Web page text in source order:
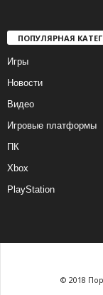
ПОПУЛЯРНАЯ
Игры
Новости
Видео
Игровые платформы
ПК
Xbox
PlayStation
© 2018